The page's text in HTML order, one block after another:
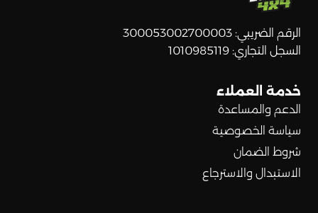
الرقم الضريبي: 300053002700003
السجل التجاري: 1010985119
خدمة العملاء
الدعم والمساعدة
سياسة الخصوصية
شروط الضمان
الاستبدال والاسترجاع